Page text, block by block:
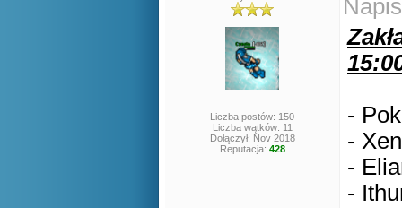
Liczba postów: 150
Liczba wątków: 11
Dołączył: Nov 2018
Reputacja: 428
-
-
-
-